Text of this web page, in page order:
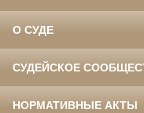
О СУДЕ
СУДЕЙСКОЕ
НОРМАТИВНЫЕ АКТЫ